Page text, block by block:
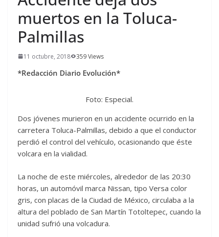
muertos en la Toluca-
Palmillas
11 octubre, 2018 359 Views
*Redacción Diario Evolución*
Foto: Especial.
Dos jóvenes murieron en un accidente ocurrido en la
carretera Toluca-Palmillas, debido a que el conductor
perdió el control del vehículo, ocasionando que éste
volcara en la vialidad.
La noche de este miércoles, alrededor de las 20:30
horas, un automóvil marca Nissan, tipo Versa color
gris, con placas de la Ciudad de México, circulaba a la
altura del poblado de San Martín Totoltepec, cuando la
unidad sufrió una volcadura.